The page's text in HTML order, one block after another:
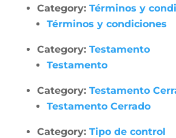
Category: Términos y
Términos y condiciones
Category: Testamento
Testamento
Category: Testamento
Testamento Cerrado
Category: Tipo de control